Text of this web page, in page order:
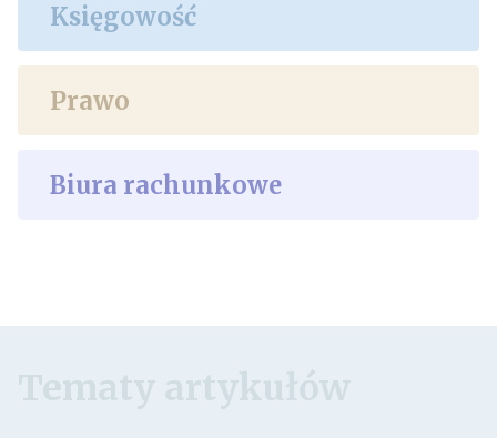
Księgowość
Prawo
Biura rachunkowe